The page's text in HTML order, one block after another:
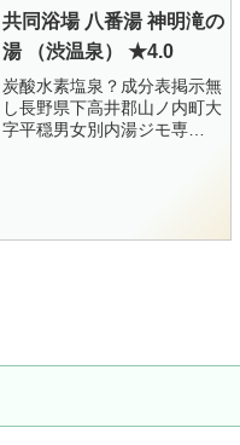
共同浴場 八番湯 神明滝の
湯 （渋温泉） ★4.0
炭酸水素塩泉？成分表掲示無
し長野県下高井郡山ノ内町大
字平穏男女別内湯ジモ専